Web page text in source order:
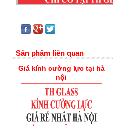
Sản phẩm liên quan
Giá kính cường lực tại hà
nội